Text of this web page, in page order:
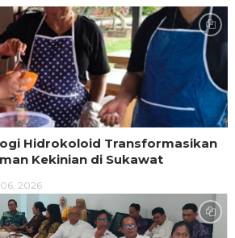
Hidrokoloid Transformasikan
Kekinian di Sukawat
2026